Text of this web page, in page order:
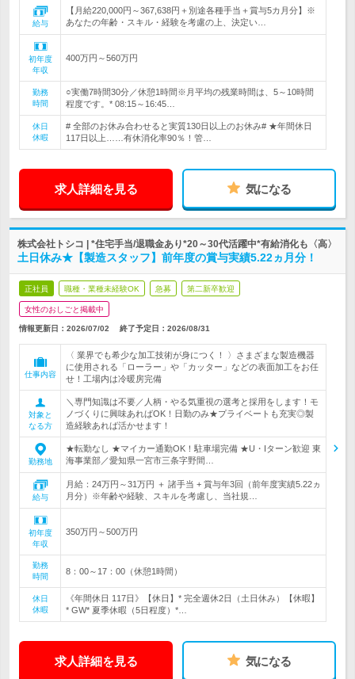
給与
【月給220,000円～367,638円＋別途各種手当＋賞与5カ月分】※
あなたの年齢・スキル・経験を考慮の上、決定い…
初年度
年収
400万円～560万円
勤務
時間
○実働7時間30分／休憩1時間※月平均の残業時間は、5～10時間
程度です。* 08:15～16:45…
休日
休暇
# 全部のお休み合わせると実質130日以上のお休み# ★年間休日
117日以上……有休消化率90％！管…
求人詳細を見る 気になる
株式会社トシコ | *住宅手当/退職金あり*20～30代活躍中*有給消化も〈高〉
土日休み★【製造スタッフ】前年度の賞与実績5.22ヵ月分！
正社員 職種・業種未経験OK 急募 第二新卒歓迎
女性のおしごと掲載中
情報更新日：2026/07/02 終了予定日： 2026/08/31
仕事内容
〈 業界でも希少な加工技術が身につく！ 〉さまざまな製造機器
に使用される「ローラー」や「カッター」などの表面加工をお任
せ！工場内は冷暖房完備
対象と
なる方
＼専門知識は不要／人柄・やる気重視の選考と採用をします！モ
ノづくりに興味あればOK！日勤のみ★プライベートも充実◎製
造経験あれば活かせます！
勤務地
★転勤なし ★マイカー通勤OK！駐車場完備 ★U・Iターン歓迎 東
海事業部／愛知県一宮市三条字野間…
給与
月給：24万円～31万円 ＋ 諸手当 + 賞与年3回（前年度実績5.22ヵ
月分）※年齢や経験、スキルを考慮し、当社規…
初年度
年収
350万円～500万円
勤務
時間
8：00～17：00（休憩1時間）
休日
休暇
《年間休日 117日》【休日】* 完全週休2日（土日休み）【休暇】
* GW* 夏季休暇（5日程度）*…
求人詳細を見る 気になる